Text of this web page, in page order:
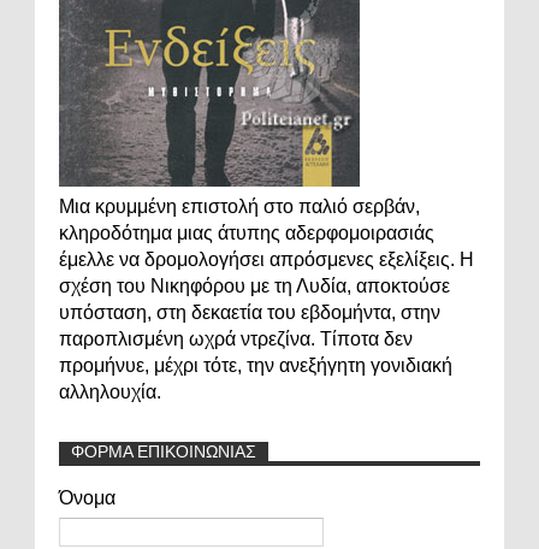
Μια κρυμμένη επιστολή στο παλιό σερβάν,
κληροδότημα μιας άτυπης αδερφομοιρασιάς
έμελλε να δρομολογήσει απρόσμενες εξελίξεις. Η
σχέση του Νικηφόρου με τη Λυδία, αποκτούσε
υπόσταση, στη δεκαετία του εβδομήντα, στην
παροπλισμένη ωχρά ντρεζίνα. Τίποτα δεν
προμήνυε, μέχρι τότε, την ανεξήγητη γονιδιακή
αλληλουχία.
ΦΟΡΜΑ ΕΠΙΚΟΙΝΩΝΙΑΣ
Όνομα